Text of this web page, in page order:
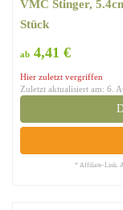
VMC Stinger,
Stück
ab 4,41 €
Hier zuletzt vergriffen
Zuletzt aktualisiert am: 6.
* Affiliate-Link.